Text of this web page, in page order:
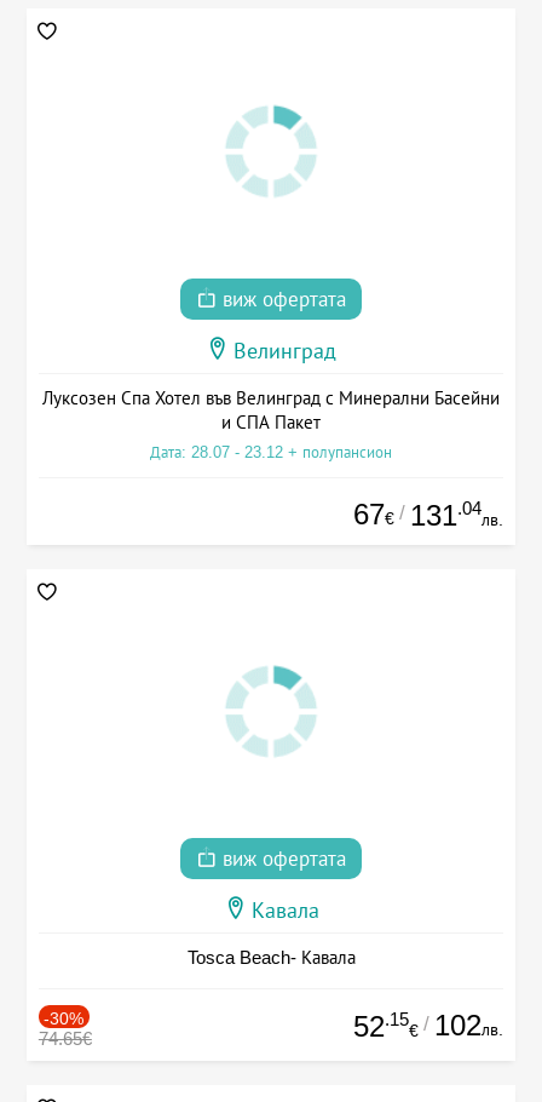
виж офертата
Велинград
Луксозен Спа Хотел във Велинград с Минерални Басейни
и СПА Пакет
Дата: 28.07 - 23.12 + полупансион
67€ / 131.04
лв.
виж офертата
Кавала
Tosca Beach- Кавала
-30%
74.65€ 52.15
€ / 102лв.